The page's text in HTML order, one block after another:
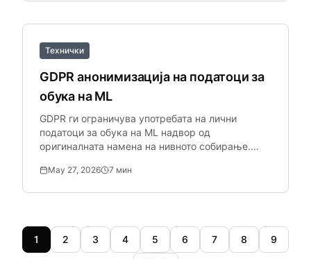
Технички
GDPR анонимизација на податоци за
обука на ML
GDPR ги ограничува употребата на лични
податоци за обука на ML надвор од
оригиналната намена на нивното собирање.
потпираат на ad-hoc Python скрипти создаваат
May 27, 2026 7 мин
1 2 3 4 5 6 7 8 9